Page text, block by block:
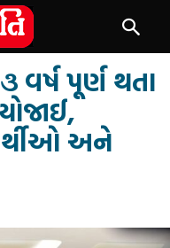
વર્ષ પૂર્ણ થતા
અને